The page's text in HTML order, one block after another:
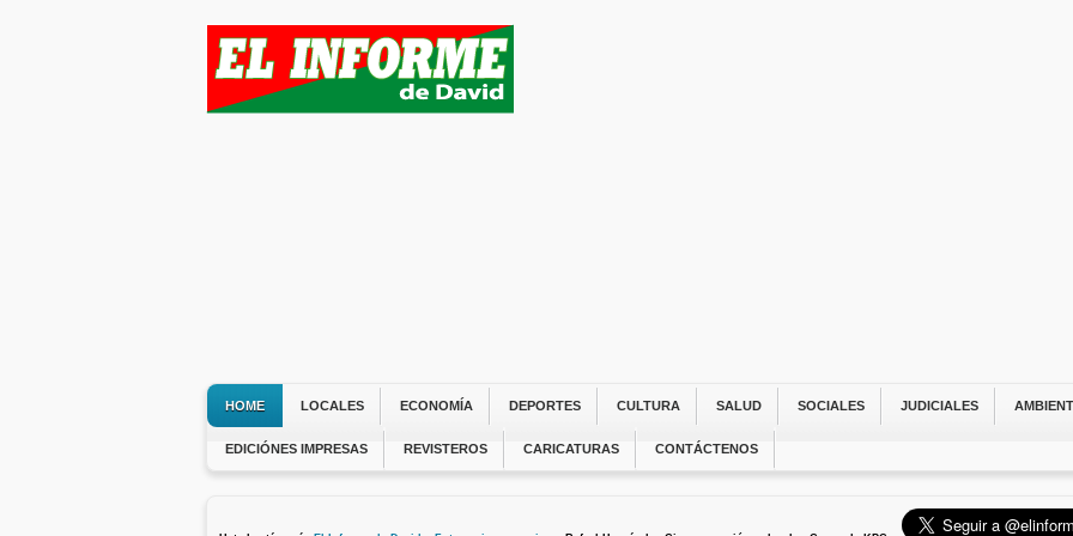
HOME LOCALES ECONOMÍA DEPORTES CULTURA SALUD SOCIALES JUDICIALES
EDICIÓNES IMPRESAS REVISTEROS CARICATURAS CONTÁCTENOS